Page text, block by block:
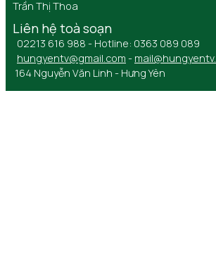
Trần Thị Thoa
Liên hệ toà soạn
02213 616 988 - Hotline: 0363 089 089
hungyentv@gmail.com -
164 Nguyễn Văn Linh - Hưng Yên